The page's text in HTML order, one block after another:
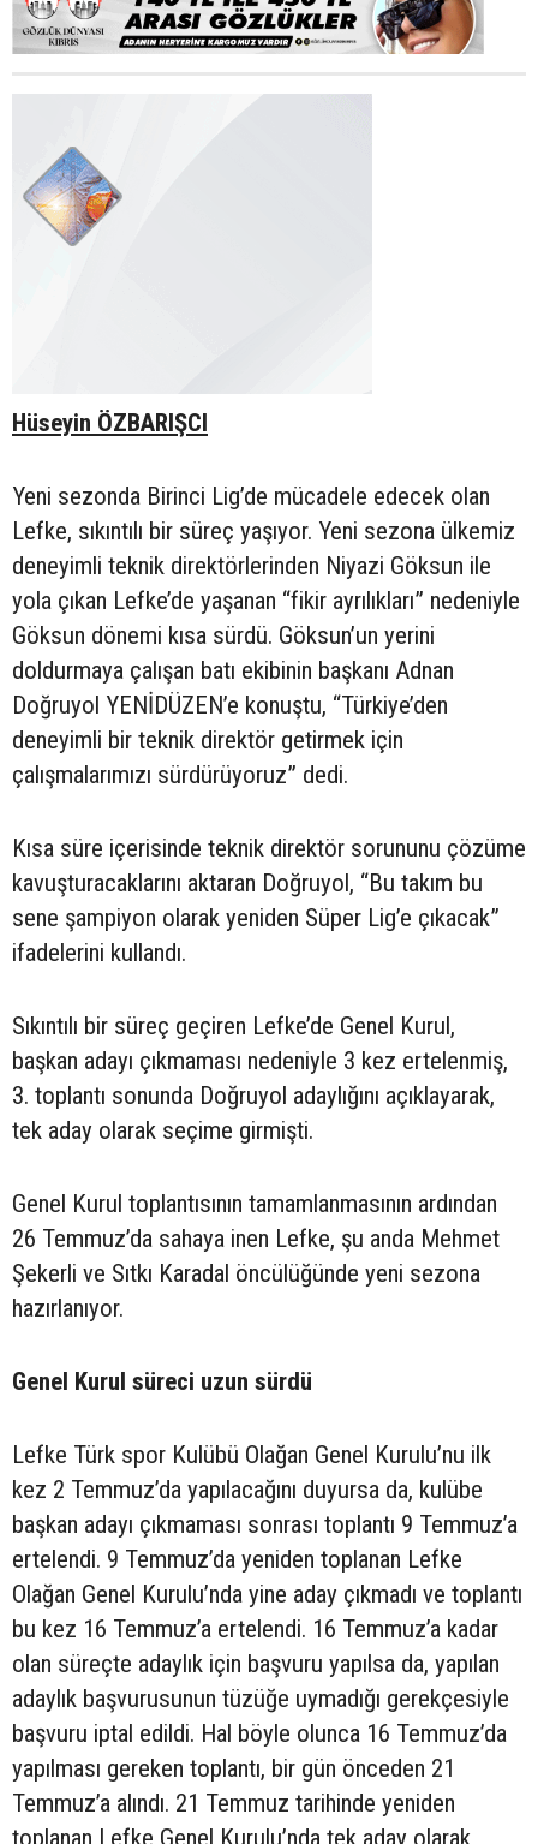
Hüseyin ÖZBARIŞCI
Yeni sezonda Birinci Lig’de mücadele edecek olan
Lefke, sıkıntılı bir süreç yaşıyor. Yeni sezona ülkemiz
deneyimli teknik direktörlerinden Niyazi Göksun ile
yola çıkan Lefke’de yaşanan “fikir ayrılıkları” nedeniyle
Göksun dönemi kısa sürdü. Göksun’un yerini
doldurmaya çalışan batı ekibinin başkanı Adnan
Doğruyol YENİDÜZEN’e konuştu, “Türkiye’den
deneyimli bir teknik direktör getirmek için
çalışmalarımızı sürdürüyoruz” dedi.
Kısa süre içerisinde teknik direktör sorununu çözüme
kavuşturacaklarını aktaran Doğruyol, “Bu takım bu
sene şampiyon olarak yeniden Süper Lig’e çıkacak”
ifadelerini kullandı.
Sıkıntılı bir süreç geçiren Lefke’de Genel Kurul,
başkan adayı çıkmaması nedeniyle 3 kez ertelenmiş,
3. toplantı sonunda Doğruyol adaylığını açıklayarak,
tek aday olarak seçime girmişti.
Genel Kurul toplantısının tamamlanmasının ardından
26 Temmuz’da sahaya inen Lefke, şu anda Mehmet
Şekerli ve Sıtkı Karadal öncülüğünde yeni sezona
hazırlanıyor.
Genel Kurul süreci uzun sürdü
Lefke Türk spor Kulübü Olağan Genel Kurulu’nu ilk
kez 2 Temmuz’da yapılacağını duyursa da, kulübe
başkan adayı çıkmaması sonrası toplantı 9 Temmuz’a
ertelendi. 9 Temmuz’da yeniden toplanan Lefke
Olağan Genel Kurulu’nda yine aday çıkmadı ve toplantı
bu kez 16 Temmuz’a ertelendi. 16 Temmuz’a kadar
olan süreçte adaylık için başvuru yapılsa da, yapılan
adaylık başvurusunun tüzüğe uymadığı gerekçesiyle
başvuru iptal edildi. Hal böyle olunca 16 Temmuz’da
yapılması gereken toplantı, bir gün önceden 21
Temmuz’a alındı. 21 Temmuz tarihinde yeniden
toplanan Lefke Genel Kurulu’nda tek aday olarak